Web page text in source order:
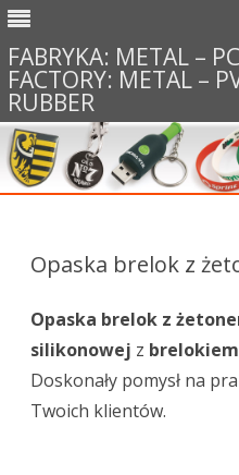
FABRYKA: METAL –
FACTORY: METAL –
RUBBER
Opaska brelok z
Opaska brelok z
silikonowej z
Doskonały pomysł na
Twoich klientów.